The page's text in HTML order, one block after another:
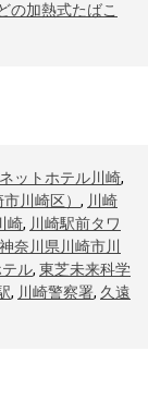
の加熱式たばこ
ットホテル川崎,
川崎区） , 川崎
崎, 川崎駅前タワ
奈川県川崎市川
ル, 東芝未来科学
, 川崎警察署, 久遠